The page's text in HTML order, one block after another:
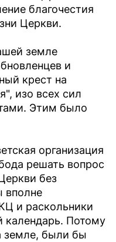
благочестия
Церкви.
земле
и
крест на
изо всех сил
Этим было
организация
решать вопрос
без
вполне
и раскольники
календарь. Потому
земле, были бы